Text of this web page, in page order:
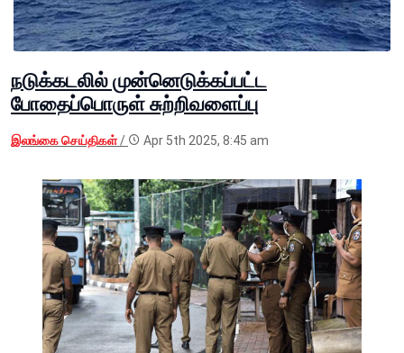
நடுக்கடலில் முன்னெடுக்கப்பட்ட
போதைப்பொருள் சுற்றிவளைப்பு
இலங்கை செய்திகள்/ Apr 5th 2025, 8:45 am